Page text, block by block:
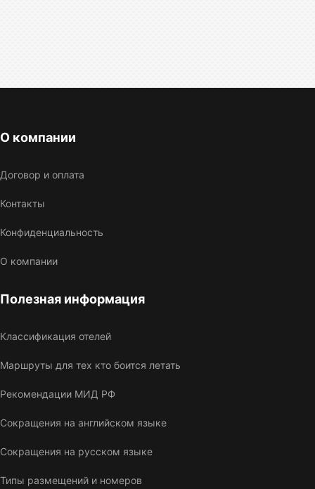
О компании
Договор и оплата
Контакты
Конфиденциальность
О компании
Полезная информация
Классификация отелей
Маршруты для тех кто боится летать
Рекомендации МИД РФ
Сокращения на английском языке
Сокращения на русском языке
Типы размещений и номеров